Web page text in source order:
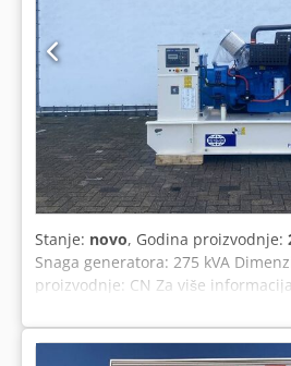
Stanje: novo, Godina proizvodnje:
Snaga generatora: 275 kVA
proizvodnje: CN Za više